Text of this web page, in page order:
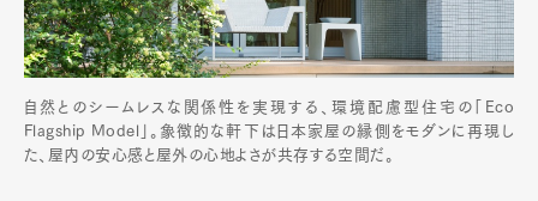
自然とのシームレスな関係性を実現する、環境配慮型住宅の「Eco
Flagship Model」。象徴的な軒下は日本家屋の縁側をモダンに再現し
た、屋内の安心感と屋外の心地よさが共存する空間だ。